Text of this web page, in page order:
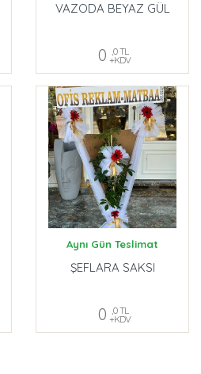
VAZODA BEYAZ GÜL
0 ,0 TL
+KDV
Aynı Gün Teslimat
ŞEFLARA SAKSI
0 ,0 TL
+KDV